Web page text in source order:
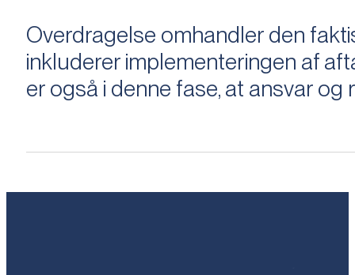
Overdragelse omhandler den
inkluderer implementeringen af
er også i denne fase, at ansvar